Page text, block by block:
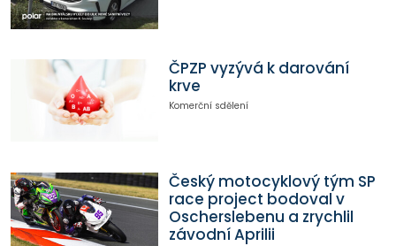
ČPZP vyzývá k darování
krve
Komerční sdělení
Český motocyklový tým SP
race project bodoval v
Oscherslebenu a zrychlil
závodní Aprilii